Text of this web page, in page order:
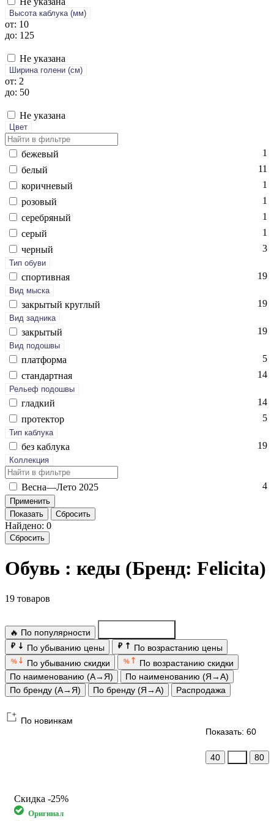
Высота каблука (мм)
от: 10
до: 125
Не указана
Ширина голени (см)
от: 2
до: 50
Не указана
Цвет
бе­жевый
1
бе­лый
11
ко­рич­не­вый
1
ро­зовый
1
се­реб­ря­ный
1
се­рый
1
чер­ный
3
Тип обуви
спор­тивная 19
Вид мыска
зак­ры­тый круг­лый 19
Вид задника
зак­ры­тый 19
Вид подошвы
плат­форма
5
стан­дарт­ная
14
Рельеф подошвы
глад­кий
14
про­тек­тор
5
Тип каблука
без каб­лу­ка 19
Коллекция
Вес­на—Ле­то 2025 4
Показать Сбросить
Найдено: 0
Сбросить
Обувь : кеды (Бренд: Felicita)
19 товаров
🔥 По популярности
₽ По убыванию цены ₽ По возрастанию цены
% По убыванию скидки %
По возрастанию скидки
По наименованию (А→Я)
По наименованию (Я→А)
По бренду (А→Я)
По бренду (Я→А) Распродажа
По новинкам
Показать: 60
40 80
Скидка -25%
Оригинал